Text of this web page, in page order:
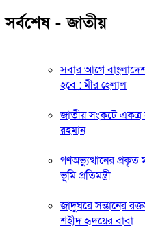
সর্বশেষ - জাতীয়
সবার আগে
হবে : মীর হেলাল
জাতীয় সংকটে একত্র
রহমান
গণঅভ্যুত্থানের
ভূমি প্রতিমন্ত্রী
জাদুঘরে সন্তানের
শহীদ হৃদয়ের বাবা